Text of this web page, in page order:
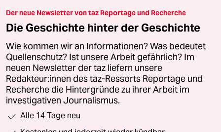
Der neue Newsletter von taz Reportage und Recherche
Die Geschichte hinter der Geschichte
Wie kommen wir an Informationen? Was bedeutet
Quellenschutz? Ist unsere Arbeit gefährlich? Im
neuen Newsletter der taz liefern unsere
Redakteur:innen des taz-Ressorts Reportage und
Recherche die Hintergründe zu ihrer Arbeit im
investigativen Journalismus.
Alle 14 Tage neu